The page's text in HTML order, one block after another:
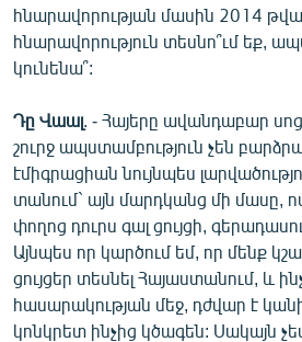
հնարավորության մասին 2014
հնարավորություն տեսնո՞ւմ եք,
կունենա՞:
Դը Վաալ . - Հայերը ավանդաբար
շուրջ ապստամբություն չեն
էմիգրացիան նույնպես
տանում` այն մարդկանց մի մասը,
փողոց դուրս գալ ցույցի,
Այնպես որ կարծում եմ, որ մենք
ցույցեր տեսնել Հայաստանում, և
հասարակության մեջ, դժվար է
կոնկրետ ինչից կծագեն: Սակայն